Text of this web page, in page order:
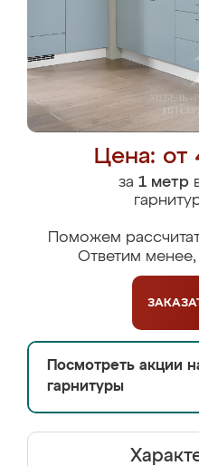
Цена:
за 1 метр
Поможем
Ответим менее,
Посмотреть акции
гарнитуры